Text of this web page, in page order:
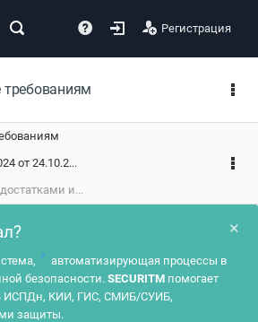
Регистрация
требованиям
от 24.10.2...
и...
×
?
автоматизирующая процессы в
безопасности. SECURITM помогает
ИСПДн, КИИ, ГИС, СМИБ/СУИБ,
защиты.